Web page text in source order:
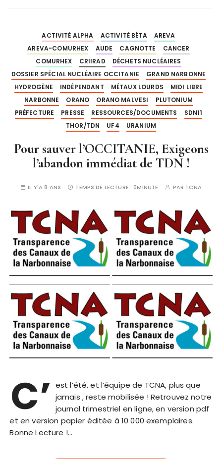
ACTIVITÉ ALPHA ACTIVITÉ BÉTA
AREVA
AREVA-COMURHEX
AUDE CAGNOTTE
CANCER
COMURHEX
CRIIRAD
DÉCHETS NUCLÉAIRES
DOSSIER SPÉCIAL NUCLÉAIRE OCCITANIE
GRAND NARBONNE
HYDROGÈNE
INDÉPENDANT MÉTAUX LOURDS
MIDI LIBRE
NARBONNE
ORANO ORANO MALVESI
PLUTONIUM
PRÉFECTURE
PRESSE RESSOURCES/DOCUMENTS
SDN11
THOR/TDN
UF4 URANIUM
Pour sauver l’OCCITANIE, Exigeons
l’abandon immédiat de TDN !
IL Y'A 8 ANS TEMPS DE LECTURE : 0MINUTE PAR TCNA
C’ est l’été, et l’équipe de TCNA, plus que
jamais , reste mobilisée ! Retrouvez notre
journal trimestriel en ligne, en version pdf
et en version papier éditée à 10 000 exemplaires.
Bonne Lecture !…